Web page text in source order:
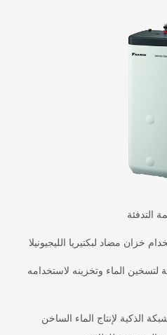
الليجيونيلا
وتخزينه لاستخدامه
الماء الساخن